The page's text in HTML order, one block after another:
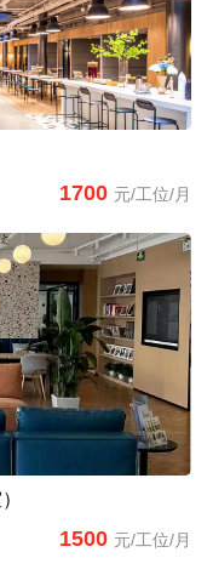
1700 元/工位/月
1500 元/工位/月